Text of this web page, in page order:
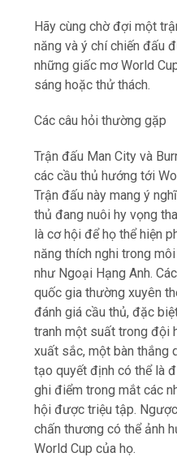
Hãy cùng chờ đợi một
năng và ý chí chiến đấu
những giấc mơ World
sáng hoặc thử thách.
Các câu hỏi thường gặp
Trận đấu Man City và
các cầu thủ hướng tới
Trận đấu này mang ý
thủ đang nuôi hy vọng
là cơ hội để họ thể hiện
năng thích nghi trong
như Ngoại Hạng Anh.
quốc gia thường xuyên
đánh giá cầu thủ, đặc
tranh một suất trong đội
xuất sắc, một bàn thắng
tạo quyết định có thể là
ghi điểm trong mắt các
hội được triệu tập.
chấn thương có thể ảnh
World Cup của họ.